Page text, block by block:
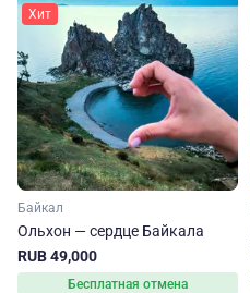
Хит
Байкал
Ольхон — сердце Байкала
RUB 49,000
Бесплатная отмена